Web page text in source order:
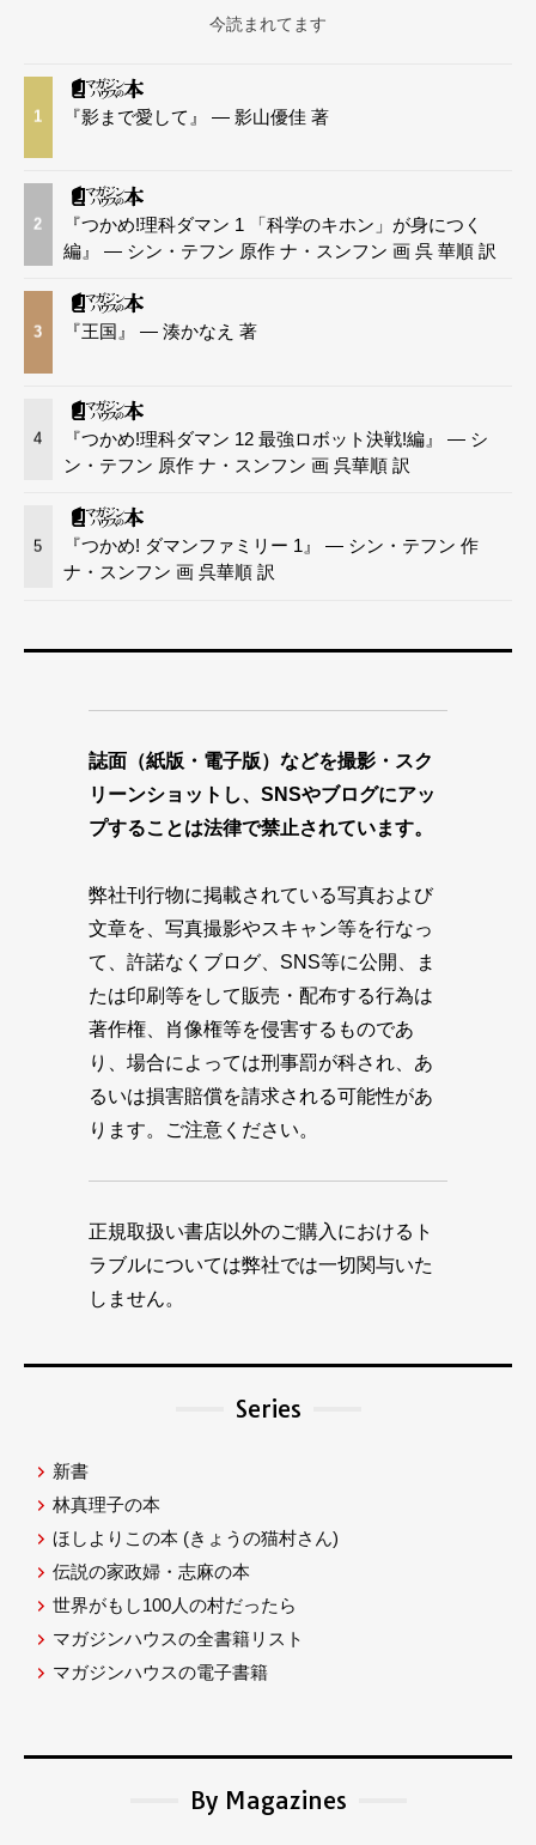
今読まれてます
1 『影まで愛して』 — 影山優佳 著
2
『つかめ!理科ダマン 1 「科学のキホン」が身につく
編』 — シン・テフン 原作 ナ・スンフン 画 呉 華順 訳
3 『王国』 — 湊かなえ 著
4
『つかめ!理科ダマン 12 最強ロボット決戦!編』 — シ
ン・テフン 原作 ナ・スンフン 画 呉華順 訳
5
『つかめ! ダマンファミリー 1』 — シン・テフン 作
ナ・スンフン 画 呉華順 訳
誌面（紙版・電子版）などを撮影・スク
リーンショットし、SNSやブログにアッ
プすることは法律で禁止されています。
弊社刊行物に掲載されている写真および
文章を、写真撮影やスキャン等を行なっ
て、許諾なくブログ、SNS等に公開、ま
たは印刷等をして販売・配布する行為は
著作権、肖像権等を侵害するものであ
り、場合によっては刑事罰が科され、あ
るいは損害賠償を請求される可能性があ
ります。ご注意ください。
正規取扱い書店以外のご購入におけるト
ラブルについては弊社では一切関与いた
しません。
Series
新書
林真理子の本
ほしよりこの本 (きょうの猫村さん)
伝説の家政婦・志麻の本
世界がもし100人の村だったら
マガジンハウスの全書籍リスト
マガジンハウスの電子書籍
By Magazines